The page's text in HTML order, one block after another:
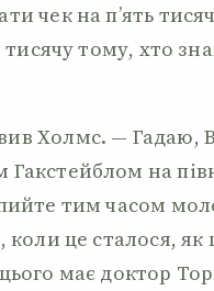
чек на п’ять
тому, хто
Холмс. — Гадаю,
на
тим часом
це сталося, як
має доктор